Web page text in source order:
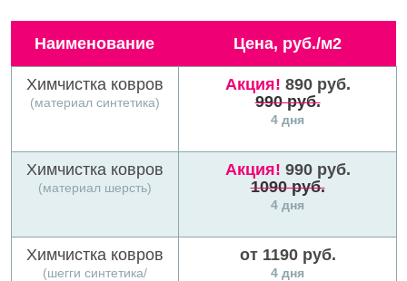
Наименование Цена, руб./м2
Химчистка ковров
(материал синтетика)
Акция! 890 руб.
990 руб.
4 дня
Химчистка ковров
(материал шерсть)
Акция! 990 руб.
1090 руб.
4 дня
Химчистка ковров
(шегги синтетика/
от 1190 руб.
4 дня